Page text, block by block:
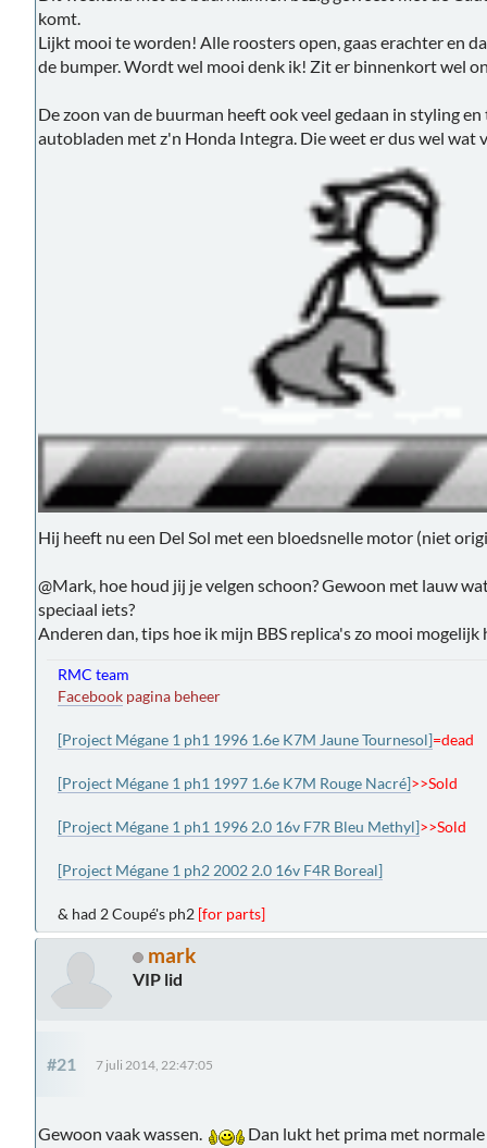
komt.
Lijkt mooi te worden! Alle roosters open, gaas erachter en
de bumper. Wordt wel mooi denk ik! Zit er binnenkort wel
De zoon van de buurman heeft ook veel gedaan in styling
autobladen met z'n Honda Integra. Die weet er dus wel wat
Hij heeft nu een Del Sol met een bloedsnelle motor (niet
@Mark, hoe houd jij je velgen schoon? Gewoon met lauw
speciaal iets?
Anderen dan, tips hoe ik mijn BBS replica's zo mooi mogelijk
RMC team
Facebook pagina beheer
[Project Mégane 1 ph1 1996 1.6e K7M Jaune Tournesol]=dead
[Project Mégane 1 ph1 1997 1.6e K7M Rouge Nacré]>>Sold
[Project Mégane 1 ph1 1996 2.0 16v F7R Bleu Methyl]>>Sold
[Project Mégane 1 ph2 2002 2.0 16v F4R Boreal]
& had 2 Coupé's ph2 [for parts]
mark
VIP lid
#21 7 juli 2014, 22:47:05
Gewoon vaak wassen. Dan lukt het prima met